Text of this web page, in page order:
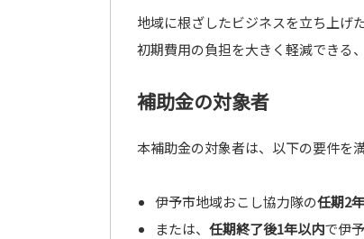
地域に根ざしたビジネスを立ち上げ
初期費用の負担を大きく軽減できる
補助金の対象者
本補助金の対象者は、以下の要件を
伊予市地域おこし協力隊の任期2
または、 任期終了後1年以内で伊